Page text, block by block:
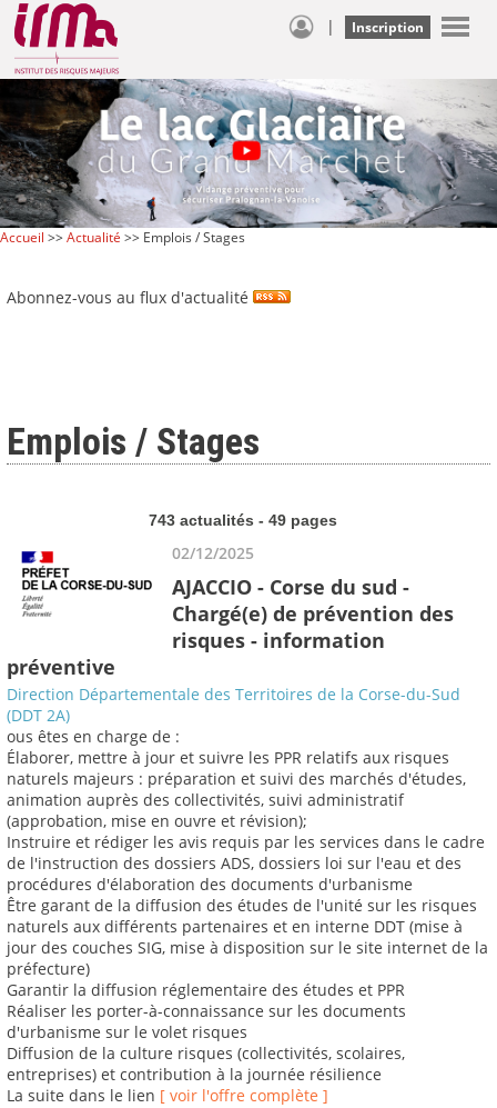
| Inscription
Accueil >>Actualité >> Emplois / Stages
Abonnez-vous au flux d'actualité
Emplois / Stages
743 actualités - 49 pages
02/12/2025
AJACCIO - Corse du sud -
Chargé(e) de prévention des
risques - information
préventive
Direction Départementale des Territoires de la Corse-du-Sud
(DDT 2A)
ous êtes en charge de :
Élaborer, mettre à jour et suivre les PPR relatifs aux risques
naturels majeurs : préparation et suivi des marchés d'études,
animation auprès des collectivités, suivi administratif
(approbation, mise en ouvre et révision);
Instruire et rédiger les avis requis par les services dans le cadre
de l'instruction des dossiers ADS, dossiers loi sur l'eau et des
procédures d'élaboration des documents d'urbanisme
Être garant de la diffusion des études de l'unité sur les risques
naturels aux différents partenaires et en interne DDT (mise à
jour des couches SIG, mise à disposition sur le site internet de la
préfecture)
Garantir la diffusion réglementaire des études et PPR
Réaliser les porter-à-connaissance sur les documents
d'urbanisme sur le volet risques
Diffusion de la culture risques (collectivités, scolaires,
entreprises) et contribution à la journée résilience
La suite dans le lien [ voir l'offre complète ]